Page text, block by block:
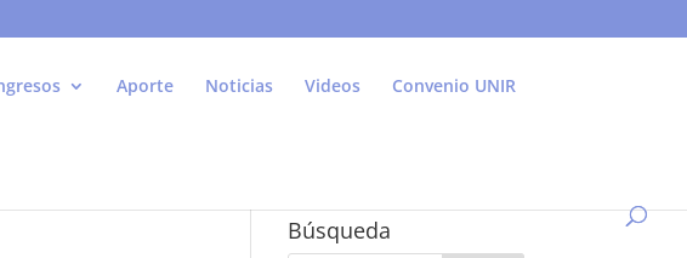
Aporte Noticias Videos Convenio UNIR
Búsqueda